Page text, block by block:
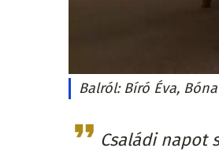
Balról: Bíró Éva,
Családi napot